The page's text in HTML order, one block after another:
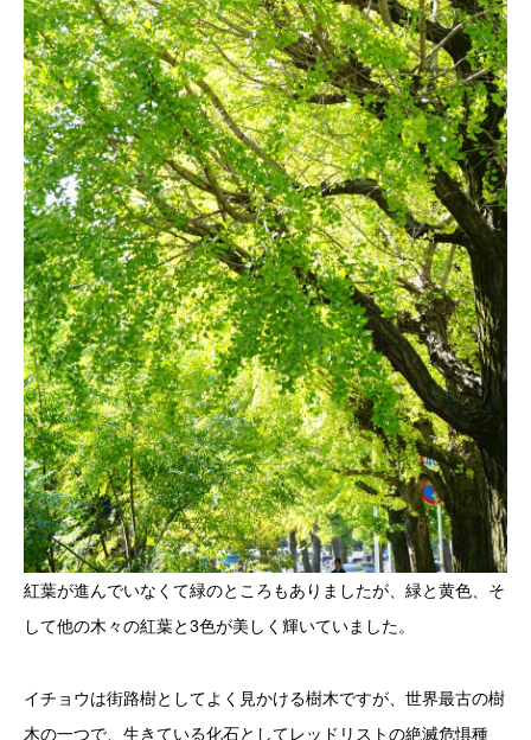
紅葉が進んでいなくて緑のところもありましたが、緑と黄色、そ
して他の木々の紅葉と3色が美しく輝いていました。
イチョウは街路樹としてよく見かける樹木ですが、世界最古の樹
木の一つで、生きている化石としてレッドリストの絶滅危惧種